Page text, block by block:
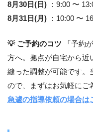
8月30日(日)
：9:00 〜
8月31日(月)
：10:00 〜
💡 ご予約のコツ 「予約
方へ。拠点が自宅から近
縫った調整が可能です。
ので、まずはお気軽にご
急遽の指導依頼の場合は